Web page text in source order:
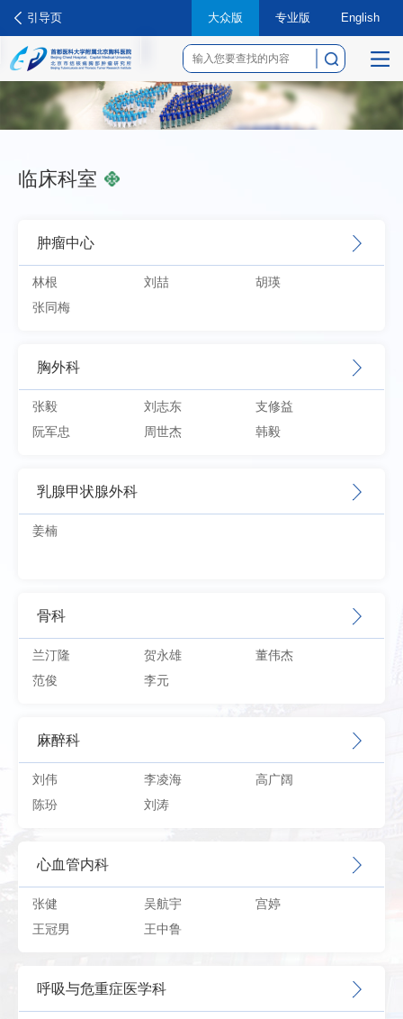
引导页 大众版 专业版 English
菜
临床科室
肿瘤中心
林根 刘喆
胡瑛
张同梅
胸外科
张毅 刘志东
支修益
阮军忠
周世杰 韩毅
乳腺甲状腺外科
姜楠
骨科
兰汀隆 贺永雄
董伟杰
范俊
李元
麻醉科
刘伟 李凌海
高广阔
陈玢
刘涛
心血管内科
张健 吴航宇
宫婷
王冠男
王中鲁
呼吸与危重症医学科